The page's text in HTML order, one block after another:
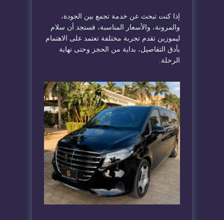
إذا كنت تبحث عن خدمة تجمع بين الجودة،
والمرونة، والأسعار المناسبة، فستجد أن سلام
ليموزين تقدم تجربة مختلفة تعتمد على الاهتمام
بأدق التفاصيل، بداية من الحجز وحتى نهاية
الرحلة.